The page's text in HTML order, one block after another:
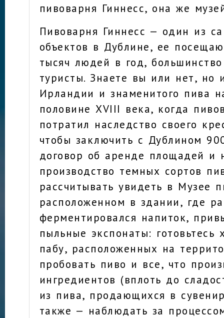
пивоварня Гиннесс, она же
Пивоварня Гиннесс — один из
объектов в Дублине, ее
тысяч людей в год,
туристы. Знаете вы или нет, но
Ирландии и знаменитого пива
половине XVIII века, когда
потратил наследство своего
чтобы заключить с Дублином
договор об аренде площадей и
производство темных сортов
рассчитывать увидеть в Музее
расположенном в здании, где
ферментировался напиток,
пыльные экспонаты: готовьтесь
пабу, расположенных на
пробовать пиво и все, что
ингредиентов (вплоть до
из пива, продающихся в
также — наблюдать за